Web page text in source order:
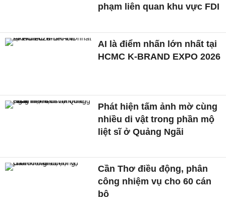
phạm liên quan khu vực FDI
AI là điểm nhấn lớn nhất tại
HCMC K-BRAND EXPO 2026
Phát hiện tấm ảnh mờ cùng
nhiều di vật trong phần mộ
liệt sĩ ở Quảng Ngãi
Cần Thơ điều động, phân
công nhiệm vụ cho 60 cán
bộ